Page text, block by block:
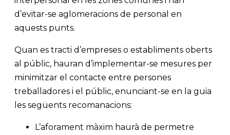
d’evitar-se aglomeracions de personal en
aquests punts.
Quan es tracti d’empreses o establiments oberts
al públic, hauran d’implementar-se mesures per
minimitzar el contacte entre persones
treballadores i el públic, enunciant-se en la guia
les següents recomanacions:
L’aforament màxim haurà de permetre